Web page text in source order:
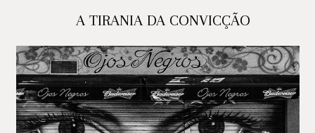
A TIRANIA DA CONVICÇÃO